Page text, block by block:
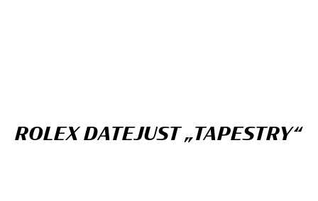
ROLEX DATEJUST „TAPESTRY“